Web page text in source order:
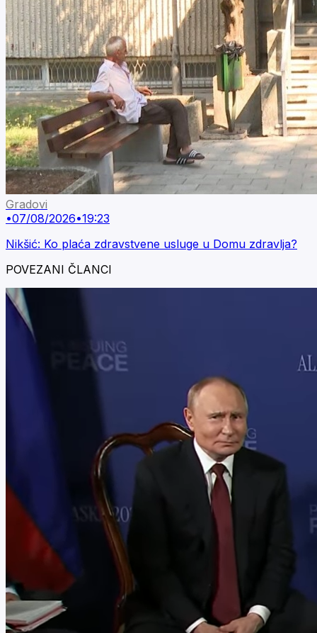
Gradovi
•07/08/2026•19:23
Nikšić: Ko plaća zdravstvene usluge u Domu zdravlja?
POVEZANI ČLANCI